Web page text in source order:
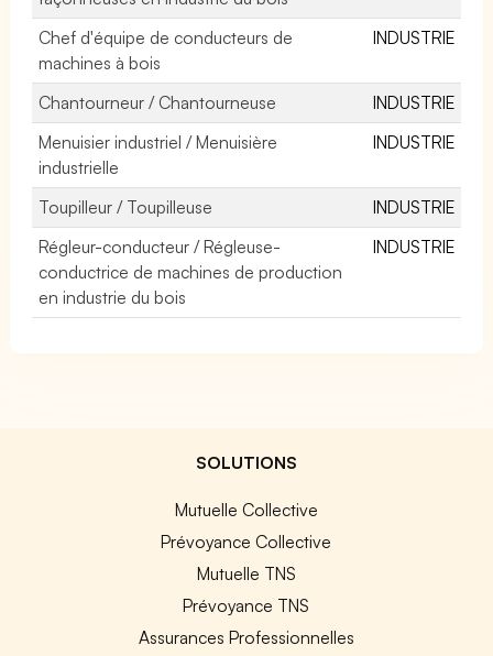
Chef d'équipe de conducteurs de
machines à bois
INDUSTRIE
Chantourneur / Chantourneuse
INDUSTRIE
Menuisier industriel / Menuisière
industrielle
INDUSTRIE
Toupilleur / Toupilleuse
INDUSTRIE
Régleur-conducteur / Régleuse-
conductrice de machines de production
en industrie du bois
INDUSTRIE
SOLUTIONS
Mutuelle Collective
Prévoyance Collective
Mutuelle TNS
Prévoyance TNS
Assurances Professionnelles